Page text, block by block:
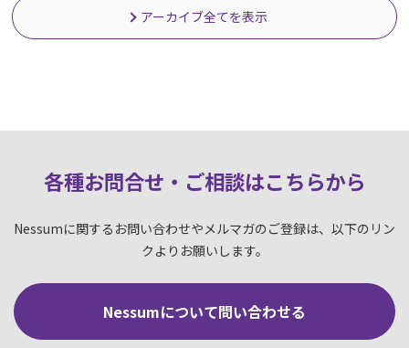
アーカイブ全てを表示
各種お問合せ・ご相談はこちらから
Nessumに関するお問い合わせやメルマガのご登録は、以下のリン
クよりお願いします。
Nessumについて問い合わせる